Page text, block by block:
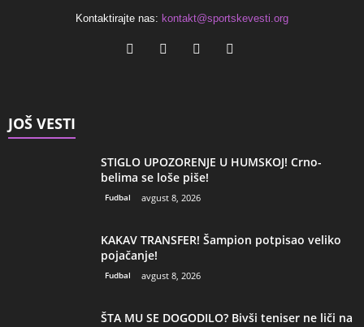
Kontaktirajte nas: kontakt@sportskevesti.org
JOŠ VESTI
STIGLO UPOZORENJE U HUMSKOJ! Crno-
belima se loše piše!
Fudbal avgust 8, 2026
KAKAV TRANSFER! Šampion potpisao veliko
pojačanje!
Fudbal avgust 8, 2026
ŠTA MU SE DOGODILO? Bivši teniser ne liči na